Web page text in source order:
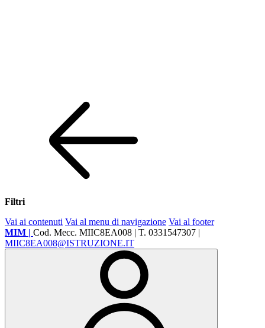
Filtri
Vai ai contenuti Vai al menu di navigazione Vai al footer
MIM | Cod. Mecc. MIIC8EA008 | T. 0331547307 |
MIIC8EA008@ISTRUZIONE.IT